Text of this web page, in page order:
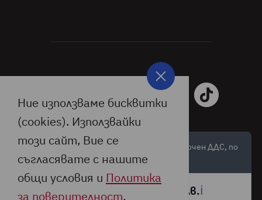
Цените са обозначени в лева и евро, с включен ДДС, по
валутен курс:
🇪🇺 🇧🇬 1,95583 лв.ℹ️
Ние използваме бисквитки
(cookies). Използвайки
този сайт, Вие се
съгласявате с нашите
общи условия и Политика
за поверителност.